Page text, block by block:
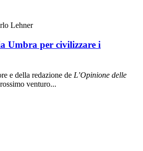
Lehner
Umbra per civilizzare i
e della redazione de L’Opinione delle
venturo...